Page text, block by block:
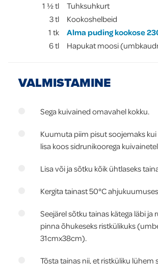
1 ½tl
Tuhksuhkurt
3tl
Kookoshelbeid
1 tk
Alma puding kookose
6tl Hapukat moosi
VALMISTAMINE
Sega kuivained omavahel kokku.
Kuumuta piim pisut soojemaks kui
lisa koos sidrunikoorega
Lisa või ja sõtku kõik ühtlaseks
Kergita tainast 50°C
Seejärel sõtku tainas kätega läbi ja
pinna õhukeseks ristkülikuks
31cmx38cm).
Tõsta tainas nii, et ristküliku lühem